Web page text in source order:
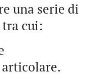
una serie di
cui: